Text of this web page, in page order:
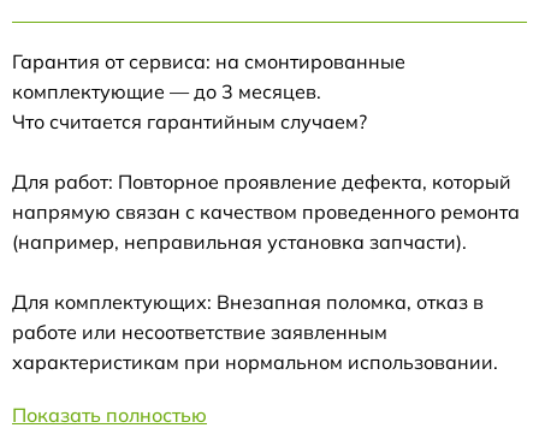
Гарантия от сервиса: на смонтированные
комплектующие — до 3 месяцев.
Что считается гарантийным случаем?
Для работ: Повторное проявление дефекта, который
напрямую связан с качеством проведенного ремонта
(например, неправильная установка запчасти).
Для комплектующих: Внезапная поломка, отказ в
работе или несоответствие заявленным
характеристикам при нормальном использовании.
Показать полностью